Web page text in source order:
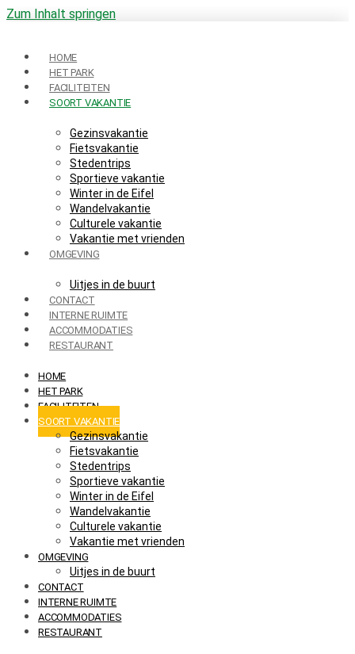
Zum Inhalt springen
HOME
HET PARK
FACILITEITEN
SOORT VAKANTIE
Gezinsvakantie
Fietsvakantie
Stedentrips
Sportieve vakantie
Winter in de Eifel
Wandelvakantie
Culturele vakantie
Vakantie met vrienden
OMGEVING
Uitjes in de buurt
CONTACT
INTERNE RUIMTE
ACCOMMODATIES
RESTAURANT
HOME
HET PARK
FACILITEITEN
SOORT VAKANTIE
Gezinsvakantie
Fietsvakantie
Stedentrips
Sportieve vakantie
Winter in de Eifel
Wandelvakantie
Culturele vakantie
Vakantie met vrienden
OMGEVING
Uitjes in de buurt
CONTACT
INTERNE RUIMTE
ACCOMMODATIES
RESTAURANT